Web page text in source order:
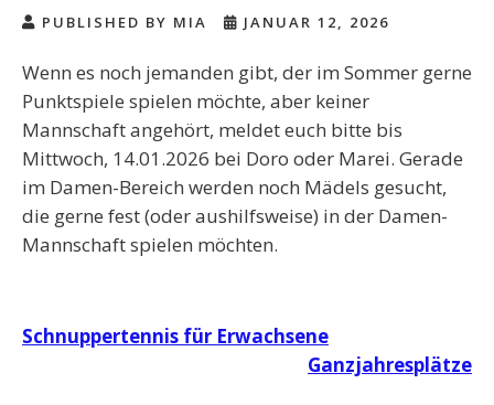
PUBLISHED BY MIA JANUAR 12, 2026
Wenn es noch jemanden gibt, der im Sommer gerne
Punktspiele spielen möchte, aber keiner
Mannschaft angehört, meldet euch bitte bis
Mittwoch, 14.01.2026 bei Doro oder Marei. Gerade
im Damen-Bereich werden noch Mädels gesucht,
die gerne fest (oder aushilfsweise) in der Damen-
Mannschaft spielen möchten.
Beitragsnavigation
Schnuppertennis für Erwachsene
Ganzjahresplätze